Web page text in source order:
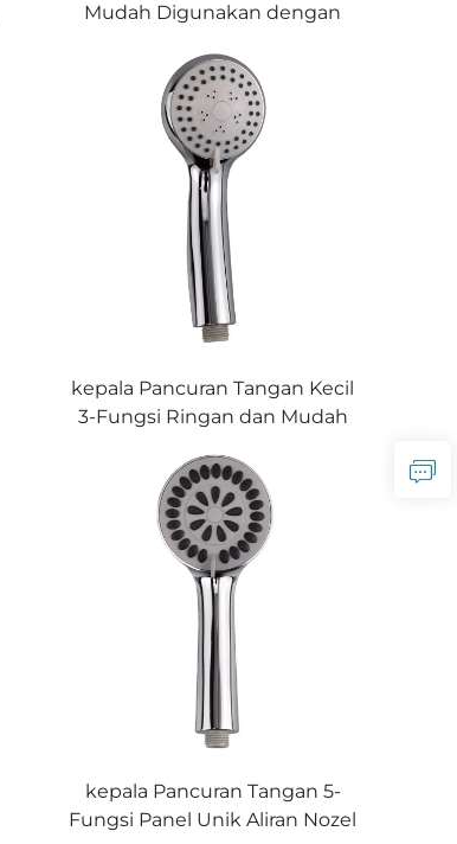
Mudah Digunakan dengan
Memberikan Air Halus untuk
Mandian yang Hebat
kepala Pancuran Tangan Kecil
3-Fungsi Ringan dan Mudah
Aliran Air Halus
kepala Pancuran Tangan 5-
Fungsi Panel Unik Aliran Nozel